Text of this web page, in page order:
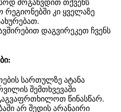
მოგაწვდით თქვენს
კი ყველაზე
დაგვირეკეთ ჩვენს
სართულზე ატანა
შემთხვევაში
წინასწარ.
არ შედის არანაირი